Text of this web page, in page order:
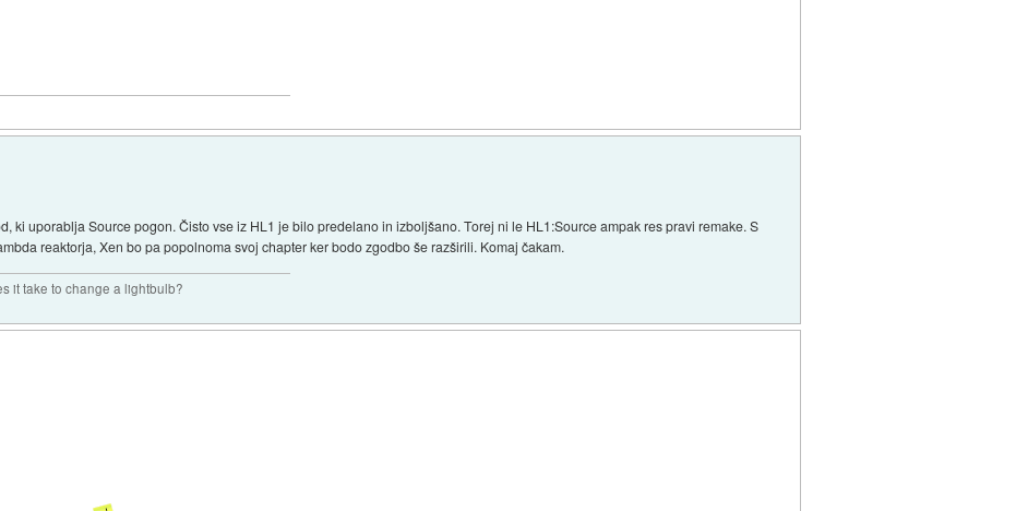
ki uporablja Source pogon. Čisto vse iz HL1 je bilo predelano in izboljšano. Torej ni le HL1:Source ampak res pravi remake. S
reaktorja, Xen bo pa popolnoma svoj chapter ker bodo zgodbo še razširili. Komaj čakam.
it take to change a lightbulb?